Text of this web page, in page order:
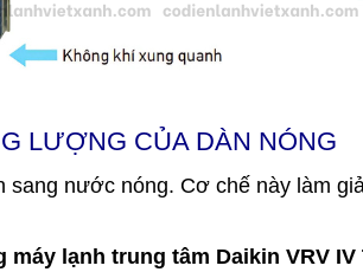
LƯỢNG CỦA DÀN NÓNG
nước nóng. Cơ chế này làm
máy lạnh trung tâm Daikin VRV